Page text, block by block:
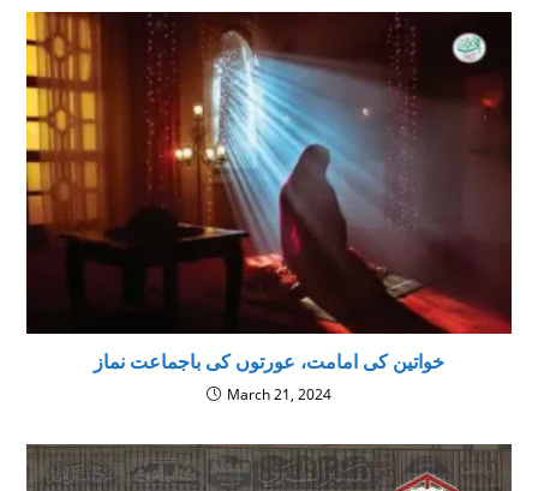
خواتین کی امامت، عورتوں کی باجماعت نماز
March 21, 2024